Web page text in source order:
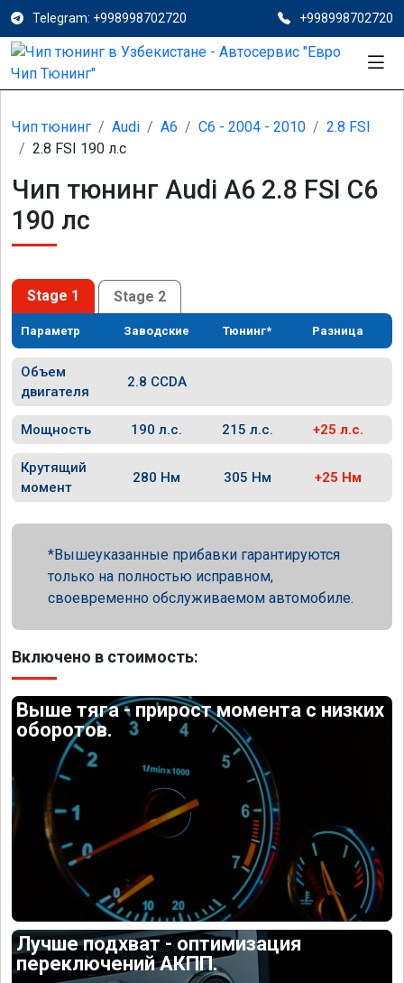
Telegram: +998998702720 +998998702720
Чип тюнинг Audi A6 C6 - 2004 - 2010
2.8 FSI
2.8 FSI 190 л.с
Чип тюнинг Audi A6 2.8 FSI C6
190 лс
Stage 1 Stage 2
Параметр Заводские Тюнинг* Разница
Объем
двигателя
2.8 CCDA
Мощность 190 л.с. 215 л.с. +25 л.с.
Крутящий
момент
280 Нм 305 Нм +25 Нм
Вышеуказанные прибавки гарантируются
только на полностью исправном,
своевременно обслуживаемом автомобиле.
Включено в стоимость:
Выше тяга - прирост момента с низких
оборотов.
Лучше подхват - оптимизация
переключений АКПП.